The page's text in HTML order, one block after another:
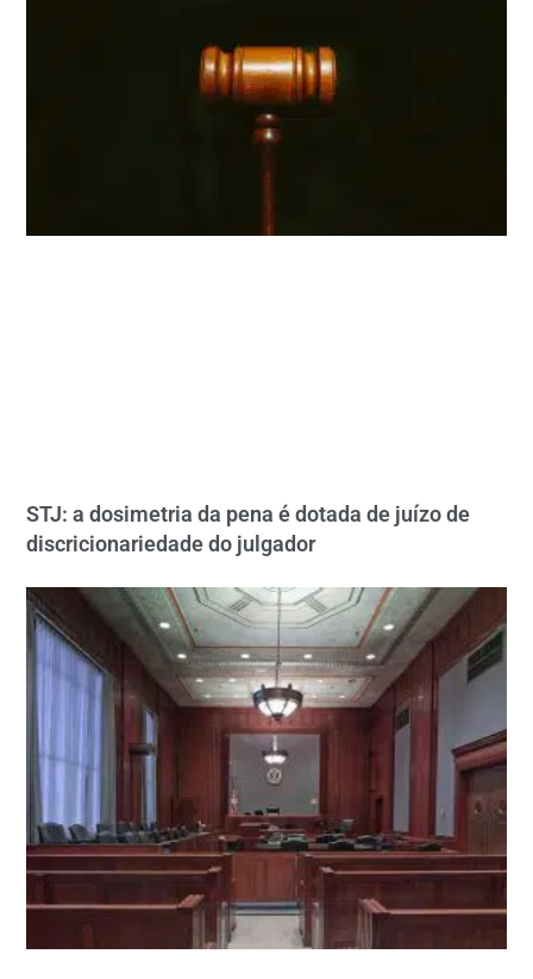
STJ: a dosimetria da pena é dotada de juízo de
discricionariedade do julgador